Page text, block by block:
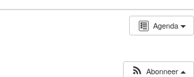
Agenda
Abonneer